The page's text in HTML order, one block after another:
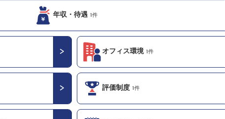
年収・待遇 1件
オフィス環境 1件
評価制度 1件